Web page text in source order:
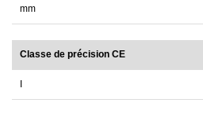
mm
Classe de précision CE